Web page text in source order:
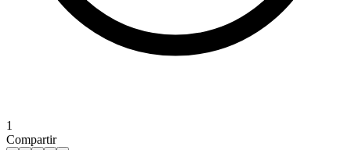
1
Compartir